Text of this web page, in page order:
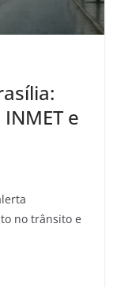
e
no trânsito e